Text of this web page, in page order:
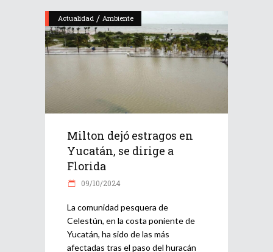
Actualidad / Ambiente
Milton dejó estragos en
Yucatán, se dirige a
Florida
09/10/2024
La comunidad pesquera de
Celestún, en la costa poniente de
Yucatán, ha sido de las más
afectadas tras el paso del huracán